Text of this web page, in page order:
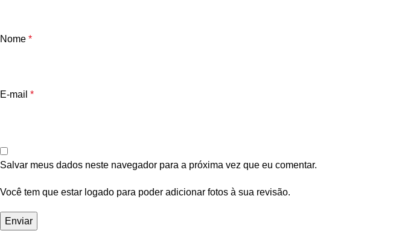
Nome *
E-mail *
Salvar meus dados neste navegador para a próxima vez que eu comentar.
Você tem que estar logado para poder adicionar fotos à sua revisão.